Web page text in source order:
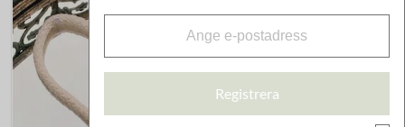
Registrera